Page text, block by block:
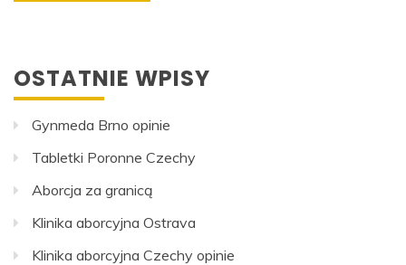
OSTATNIE WPISY
Gynmeda Brno opinie
Tabletki Poronne Czechy
Aborcja za granicą
Klinika aborcyjna Ostrava
Klinika aborcyjna Czechy opinie